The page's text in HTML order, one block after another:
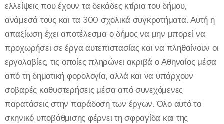
ελλείψεις που έχουν τα δεκάδες κτίρια του δήμου,
ανάμεσά τους και τα 300 σχολικά συγκροτήματα. Αυτή η
απαξίωση έχει αποτέλεσμα ο δήμος να μην μπορεί να
προχωρήσει σε έργα αυτεπιστασίας και να πληθαίνουν οι
εργολαβίες, τις οποίες πληρώνει ακριβά ο Αθηναίος μέσα
από τη δημοτική φορολογία, αλλά και να υπάρχουν
σοβαρές καθυστερήσεις μέσα από συνεχόμενες
παρατάσεις στην παράδοση των έργων. Όλο αυτό το
σκηνικό υποβάθμισης φέρνει τη σφραγίδα και της